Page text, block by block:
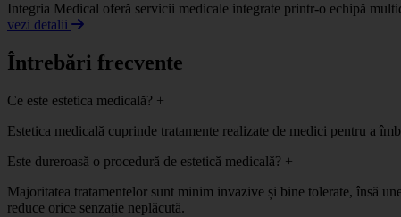
Integria Medical oferă servicii medicale integrate printr-o echipă
vezi detalii
Întrebări frecvente
Ce este estetica medicală? +
Estetica medicală cuprinde tratamente realizate de medici pentru a
Este dureroasă o procedură de estetică medicală? +
Majoritatea tratamentelor sunt minim invazive și bine tolerate, însă
reduce orice senzație neplăcută.